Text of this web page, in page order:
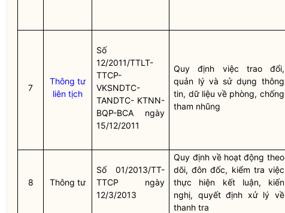
7
Thông tư
liên tịch
Số
12/2011/TTLT-
TTCP-
VKSNDTC-
TANDTC- KTNN-
BQP-BCA ngày
15/12/2011
Quy định việc trao đổi,
quản lý và sử dụng thông
tin, dữ liệu về phòng, chống
tham nhũng
8 Thông tư
Số 01/2013/TT-
TTCP ngày
12/3/2013
Quy định về hoạt động theo
dõi, đôn đốc, kiểm tra việc
thực hiện kết luận, kiến
nghị, quyết định xử lý về
thanh tra